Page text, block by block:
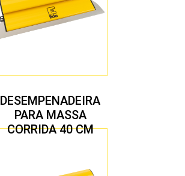
DESEMPENADEIRA
PARA MASSA
CORRIDA 40 CM